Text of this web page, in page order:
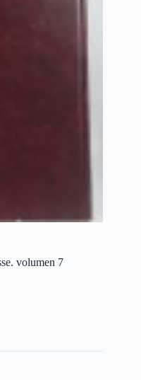
volumen 7